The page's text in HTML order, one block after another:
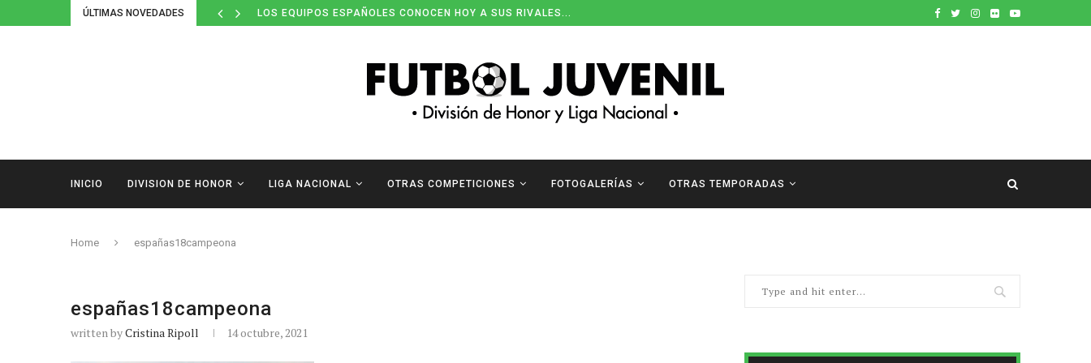
ÚLTIMAS NOVEDADES LOS EQUIPOS ESPAÑOLES CONOCEN HOY A SUS RIVALES...
INICIO DIVISION DE HONOR LIGA NACIONAL OTRAS COMPETICIONES FOTOGALERÍAS OTRAS TEMPORADAS
Home españas18campeona
españas18campeona
written byCristina Ripoll 14 octubre, 2021